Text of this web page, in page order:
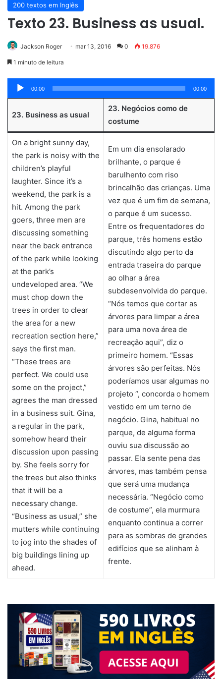
200 textos em Inglês
Texto 23. Business as usual.
Jackson Roger mar 13, 2016 0 19.876
1 minuto de leitura
Tocador
de
áudio
00:00 00:00
23. Business as usual
23. Negócios como de
costume
On a bright sunny day,
the park is noisy with the
children’s playful
laughter. Since it’s a
weekend, the park is a
hit. Among the park
goers, three men are
discussing something
near the back entrance
of the park while looking
at the park’s
undeveloped area. “We
must chop down the
trees in order to clear
the area for a new
recreation section here,”
says the first man.
“These trees are
perfect. We could use
some on the project,”
agrees the man dressed
in a business suit. Gina,
a regular in the park,
somehow heard their
discussion upon passing
by. She feels sorry for
the trees but also thinks
that it will be a
necessary change.
“Business as usual,” she
mutters while continuing
to jog into the shades of
big buildings lining up
ahead.
Em um dia ensolarado
brilhante, o parque é
barulhento com riso
brincalhão das crianças. Uma
vez que é um fim de semana,
o parque é um sucesso.
Entre os frequentadores do
parque, três homens estão
discutindo algo perto da
entrada traseira do parque
ao olhar a área
subdesenvolvida do parque.
“Nós temos que cortar as
árvores para limpar a área
para uma nova área de
recreação aqui”, diz o
primeiro homem. “Essas
árvores são perfeitas. Nós
poderíamos usar algumas no
projeto “, concorda o homem
vestido em um terno de
negócio. Gina, habitual no
parque, de alguma forma
ouviu sua discussão ao
passar. Ela sente pena das
árvores, mas também pensa
que será uma mudança
necessária. “Negócio como
de costume”, ela murmura
enquanto continua a correr
para as sombras de grandes
edifícios que se alinham à
frente.